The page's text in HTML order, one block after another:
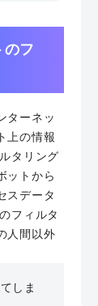
フ
ターネッ
上の情報
タリング
ットから
スデータ
フィルタ
人間以外
しま